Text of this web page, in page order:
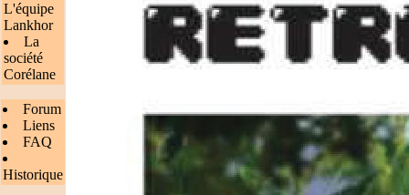
L'équipe
Lankhor
La
société
Corélane
Forum
Liens
FAQ
Historique